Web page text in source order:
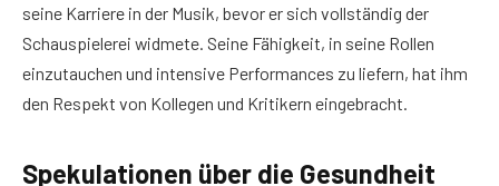
seine Karriere in der Musik, bevor er sich vollständig der
Schauspielerei widmete. Seine Fähigkeit, in seine Rollen
einzutauchen und intensive Performances zu liefern, hat ihm
den Respekt von Kollegen und Kritikern eingebracht.
Spekulationen über die Gesundheit